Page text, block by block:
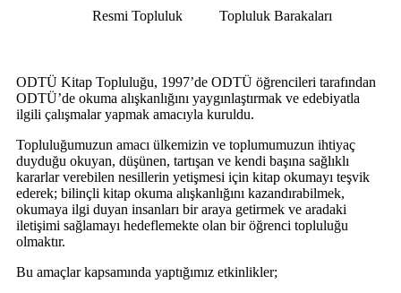
Resmi Topluluk Topluluk Barakaları
ODTÜ Kitap Topluluğu, 1997’de ODTÜ öğrencileri tarafından
ODTÜ’de okuma alışkanlığını yaygınlaştırmak ve edebiyatla
ilgili çalışmalar yapmak amacıyla kuruldu.
Topluluğumuzun amacı ülkemizin ve toplumumuzun ihtiyaç
duyduğu okuyan, düşünen, tartışan ve kendi başına sağlıklı
kararlar verebilen nesillerin yetişmesi için kitap okumayı teşvik
ederek; bilinçli kitap okuma alışkanlığını kazandırabilmek,
okumaya ilgi duyan insanları bir araya getirmek ve aradaki
iletişimi sağlamayı hedeflemekte olan bir öğrenci topluluğu
olmaktır.
Bu amaçlar kapsamında yaptığımız etkinlikler;